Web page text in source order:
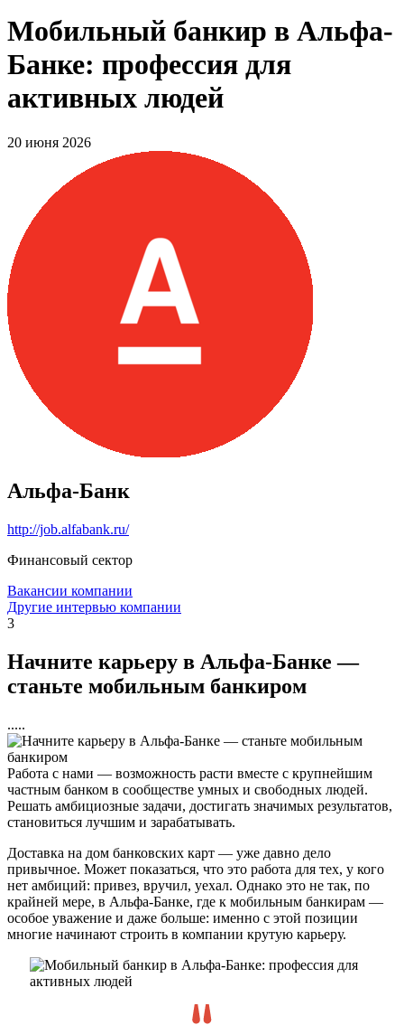
Мобильный банкир в Альфа-
Банке: профессия для
активных людей
20 июня 2026
Альфа-Банк
http://job.alfabank.ru/
Финансовый сектор
Вакансии компании
Другие интервью компании
3
Начните карьеру в Альфа-Банке —
станьте мобильным банкиром
.....
Работа с нами — возможность расти вместе с крупнейшим
частным банком в сообществе умных и свободных людей.
Решать амбициозные задачи, достигать значимых результатов,
становиться лучшим и зарабатывать.
Доставка на дом банковских карт — уже давно дело
привычное. Может показаться, что это работа для тех, у кого
нет амбиций: привез, вручил, уехал. Однако это не так, по
крайней мере, в Альфа-Банке, где к мобильным банкирам —
особое уважение и даже больше: именно с этой позиции
многие начинают строить в компании крутую карьеру.